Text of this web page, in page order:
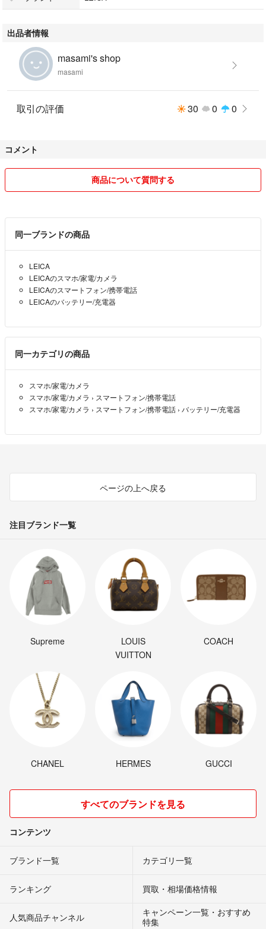
出品者情報
masami's shop
masami
取引の評価 30 0 0
コメント
商品について質問する
同一ブランドの商品
LEICA
LEICAのスマホ/家電/カメラ
LEICAのスマートフォン/携帯電話
LEICAのバッテリー/充電器
同一カテゴリの商品
スマホ/家電/カメラ
スマホ/家電/カメラ › スマートフォン/携帯電話
スマホ/家電/カメラ › スマートフォン/携帯電話 › バッテリー/充電器
ページの上へ戻る
注目ブランド一覧
Supreme
LOUIS
VUITTON
COACH
CHANEL HERMES GUCCI
すべてのブランドを見る
コンテンツ
ブランド一覧 カテゴリ一覧
ランキング 買取・相場価格情報
人気商品チャンネル
キャンペーン一覧・おすすめ
特集